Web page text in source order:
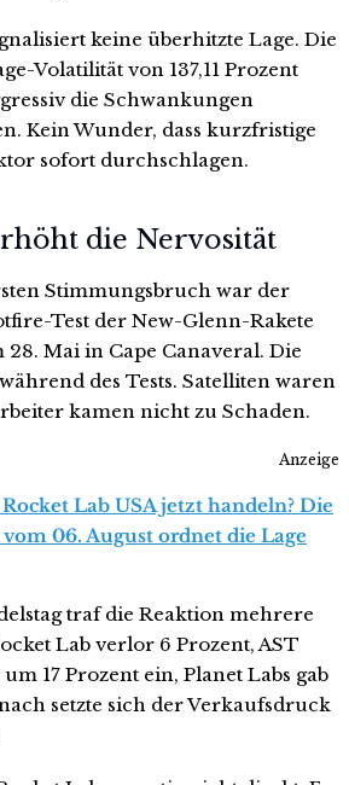
keine überhitzte Lage. Die
Volatilität von 137,11 Prozent
die Schwankungen
Kein Wunder, dass kurzfristige
sofort durchschlagen.
die Nervosität
Stimmungsbruch war der
Test der New-Glenn-Rakete
Mai in Cape Canaveral. Die
des Tests. Satelliten waren
kamen nicht zu Schaden.
Anzeige
Lab USA jetzt handeln? Die
06. August ordnet die Lage
traf die Reaktion mehrere
Lab verlor 6 Prozent, AST
17 Prozent ein, Planet Labs gab
setzte sich der Verkaufsdruck